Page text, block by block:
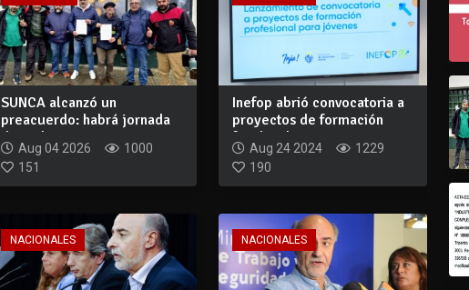
SUNCA alcanzó un
preacuerdo: habrá jornada
de 40 horas, rein...
Aug 04 2026
1000
151
Inefop abrió convocatoria a
proyectos de formación
focalizad...
Aug 24 2024
1229
190
NACIONALES NACIONALES